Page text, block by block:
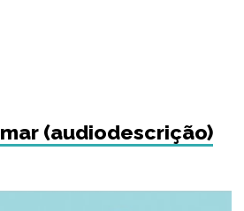
(audiodescrição)